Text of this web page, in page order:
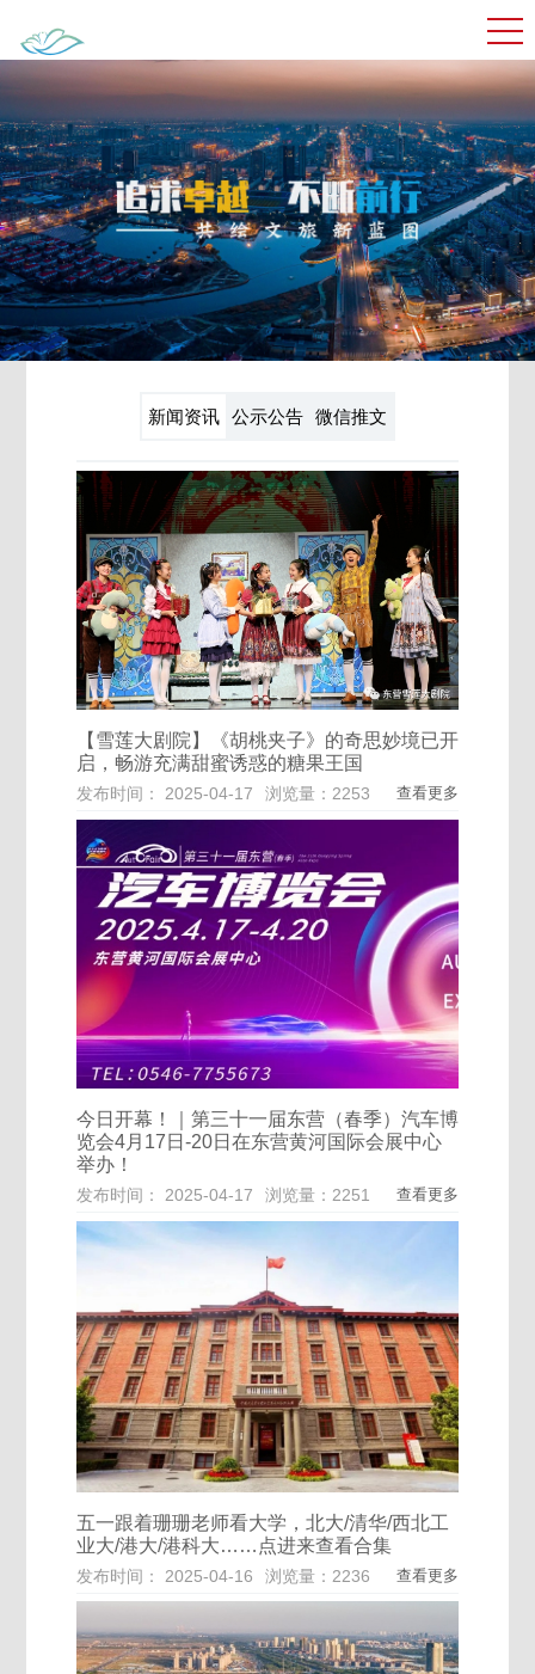
新闻资讯 公示公告 微信推文
【雪莲大剧院】《胡桃夹子》的奇思妙境已开
启，畅游充满甜蜜诱惑的糖果王国
发布时间： 2025-04-17 浏览量：2253 查看更多
今日开幕！｜第三十一届东营（春季）汽车博
览会4月17日-20日在东营黄河国际会展中心
举办！
发布时间： 2025-04-17 浏览量：2251 查看更多
五一跟着珊珊老师看大学，北大/清华/西北工
业大/港大/港科大……点进来查看合集
发布时间： 2025-04-16 浏览量：2236 查看更多